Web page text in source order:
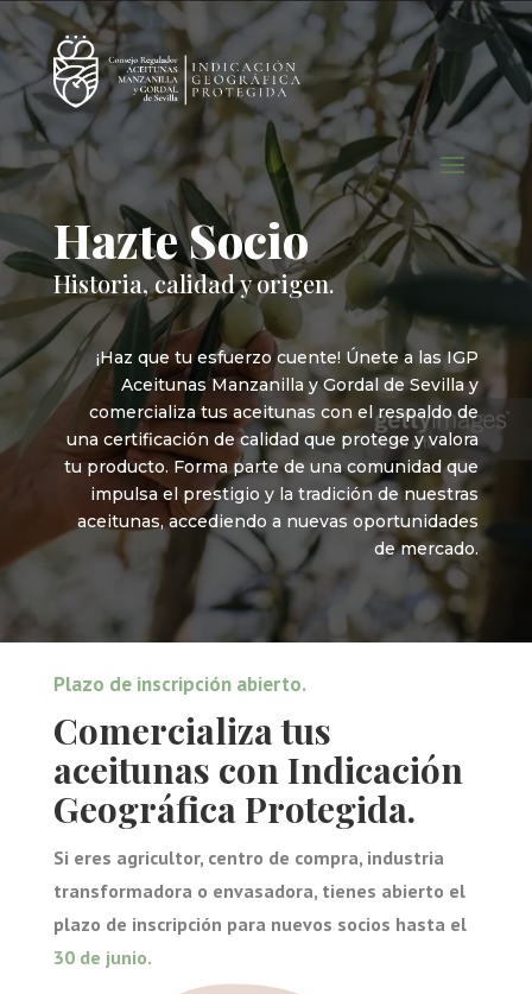
Hazte Socio
Historia, calidad y origen.
¡Haz que tu esfuerzo cuente! Únete a las IGP
Aceitunas Manzanilla y Gordal de Sevilla y
comercializa tus aceitunas con el respaldo de
una certificación de calidad que protege y valora
tu producto. Forma parte de una comunidad que
impulsa el prestigio y la tradición de nuestras
aceitunas, accediendo a nuevas oportunidades
de mercado.
Plazo de inscripción abierto.
Comercializa tus
aceitunas con Indicación
Geográfica Protegida.
Si eres agricultor, centro de compra, industria
transformadora o envasadora, tienes abierto el
plazo de inscripción para nuevos socios hasta el
30 de junio.